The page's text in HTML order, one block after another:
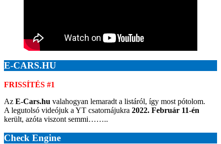
E-CARS.HU
FRISSÍTÉS #1
Az E-Cars.hu valahogyan lemaradt a listáról, így most pótolom.
A legutolsó videójuk a YT csatornájukra 2022. Február 11-én
került, azóta viszont semmi……..
Check Engine